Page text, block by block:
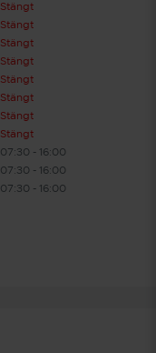
Stängt
Stängt
Stängt
Stängt
Stängt
Stängt
Stängt
Stängt
07:30 - 16:00
07:30 - 16:00
07:30 - 16:00